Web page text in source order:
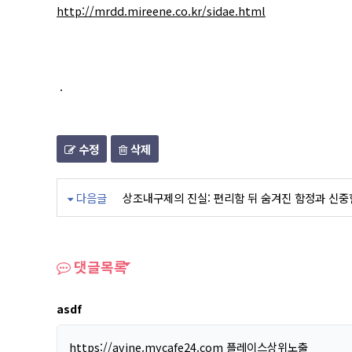
http://mrdd.mireene.co.kr/sidae.html
.
수정 삭제
다음글 상조내구제의 진실: 편리함 뒤 숨겨진 함정과 신
댓글목록
asdf
https://avine.mycafe24.com 플레이스상위노출